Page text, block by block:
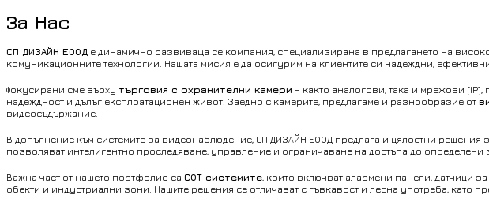
За Нас
СП ДИЗАЙН ЕООД е динамично развиваща се компания, специализирана в предлагането на
комуникационните технологии. Нашата мисия е да осигурим на клиентите си надеждни,
Фокусирани сме върху търговия с охранителни камери – както аналогови, така и мрежови
надеждност и дълъг експлоатационен живот. Заедно с камерите, предлагаме и разнообразие от
видеосъдържание.
В допълнение към системите за видеонаблюдение, СП ДИЗАЙН ЕООД предлага и цялостни решения
позволяват интелигентно проследяване, управление и ограничаване на достъпа до
Важна част от нашето портфолио са СОТ системите, които включват алармени панели, датчици
обекти и индустриални зони. Нашите решения се отличават с гъвкавост и лесна употреба, като